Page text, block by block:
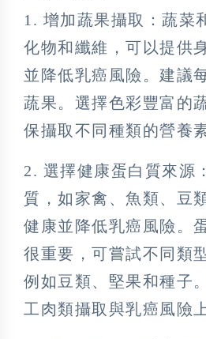
1. 增加蔬果攝取：蔬菜
化物和纖維，可以提供
並降低乳癌風險。建議
蔬果。選擇色彩豐富的
保攝取不同種類的營養素
2. 選擇健康蛋白質來源
質，如家禽、魚類、豆
健康並降低乳癌風險。
很重要，可嘗試不同類
例如豆類、堅果和種子
工肉類攝取與乳癌風險